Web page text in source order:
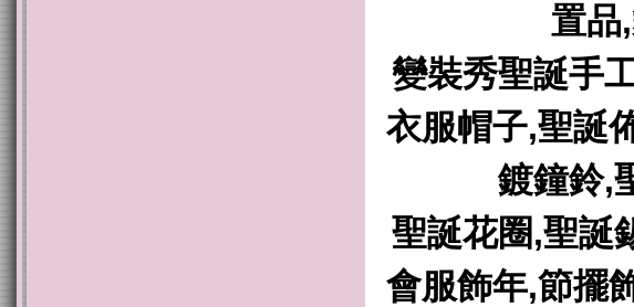
置品
變裝秀聖誕手
衣服帽子,聖誕
鍍鐘鈴,
聖誕花圈,聖誕
會服飾年,節擺